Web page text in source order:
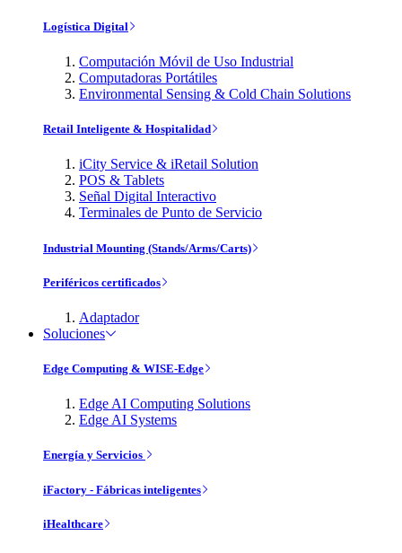
Logística Digital
Computación Móvil de Uso Industrial
Computadoras Portátiles
Environmental Sensing & Cold Chain Solutions
Retail Inteligente & Hospitalidad
iCity Service & iRetail Solution
POS & Tablets
Señal Digital Interactivo
Terminales de Punto de Servicio
Industrial Mounting (Stands/Arms/Carts)
Periféricos certificados
Adaptador
Soluciones
Edge Computing & WISE-Edge
Edge AI Computing Solutions
Edge AI Systems
Energía y Servicios
iFactory - Fábricas inteligentes
iHealthcare